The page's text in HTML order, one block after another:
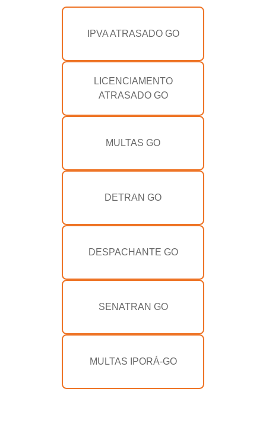
IPVA ATRASADO GO
LICENCIAMENTO
ATRASADO GO
MULTAS GO
DETRAN GO
DESPACHANTE GO
SENATRAN GO
MULTAS IPORÁ-GO